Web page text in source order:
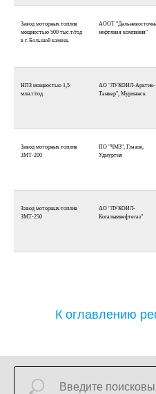
Завод моторных топлив
мощностью 500 тыс.т/год
в г. Большой камень
АООТ
нефтяная компания"
НПЗ мощностью 1,5
млн.т/год
АО "ЛУКОИЛ-Арктик-
Танкер", Мурманск
Завод моторных топлив
ЗМТ-200
ПО "ЧМЗ", Глазов,
Удмуртия
Завод моторных топлив
ЗМТ-250
АО "ЛУКОИЛ-
Когалымнефтегаз"
К оглавлению